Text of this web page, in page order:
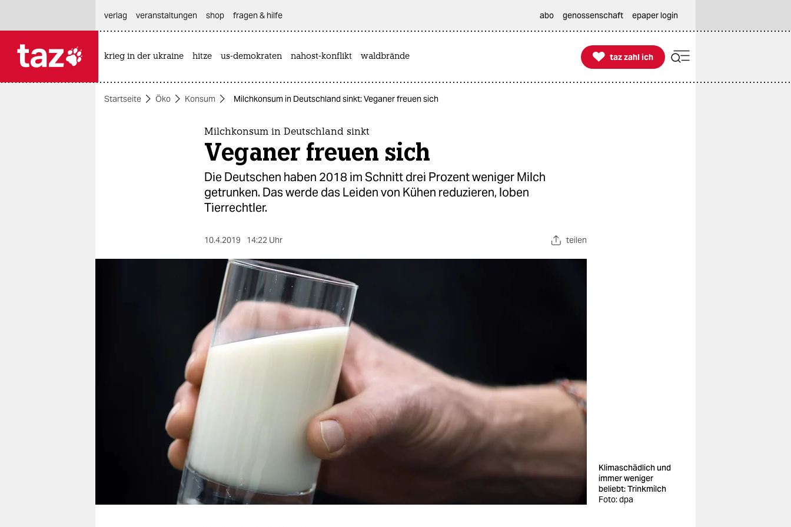
themen
unterstützen
genossenschaft
verlag
veranstaltungen shop fragen & hilfe abo genossenschaft epaper login
krieg in der ukraine hitze us-demokraten nahost-konflikt waldbrände 
taz zahl ich
taz zahl ich
Startseite Öko Konsum Milchkonsum in Deutschland sinkt: Veganer freuen sich
Milchkonsum in Deutschland sinkt
Veganer freuen sich
Die Deutschen haben 2018 im Schnitt drei Prozent weniger Milch
getrunken. Das werde das Leiden von Kühen reduzieren, loben
Tierrechtler.
10.4.2019 14:22 Uhr teilen
Klimaschädlich und
immer weniger
beliebt: Trinkmilch
Foto: dpa